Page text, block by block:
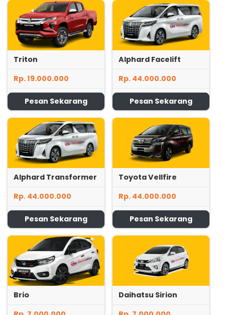
Triton
Rp. 19.000.000
Pesan Sekarang
Alphard Facelift
Rp. 44.000.000
Pesan Sekarang
Alphard Transformer
Rp. 44.000.000
Pesan Sekarang
Toyota Vellfire
Rp. 44.000.000
Pesan Sekarang
Brio
Daihatsu Sirion